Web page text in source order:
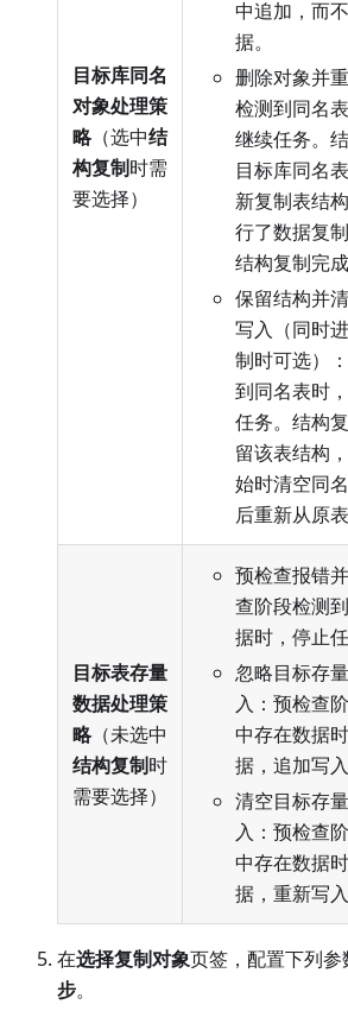
目标库同名
对象处理策
略（选中结
构复制时需
要选择）
中追加，而
据。
删除对象并
检测到同名
继续任务。
目标库同名
新复制表结
行了数据复
结构复制完成
保留结构并
写入（同时
制时可选）
到同名表时
任务。结构
留该表结构
始时清空同
后重新从原
目标表存量
数据处理策
略（未选中
结构复制时
需要选择）
预检查报错
查阶段检测
据时，停止任
忽略目标存
入：预检查
中存在数据
据，追加写
清空目标存
入：预检查
中存在数据
据，重新写入
在选择复制对象页签，配置下列
步。